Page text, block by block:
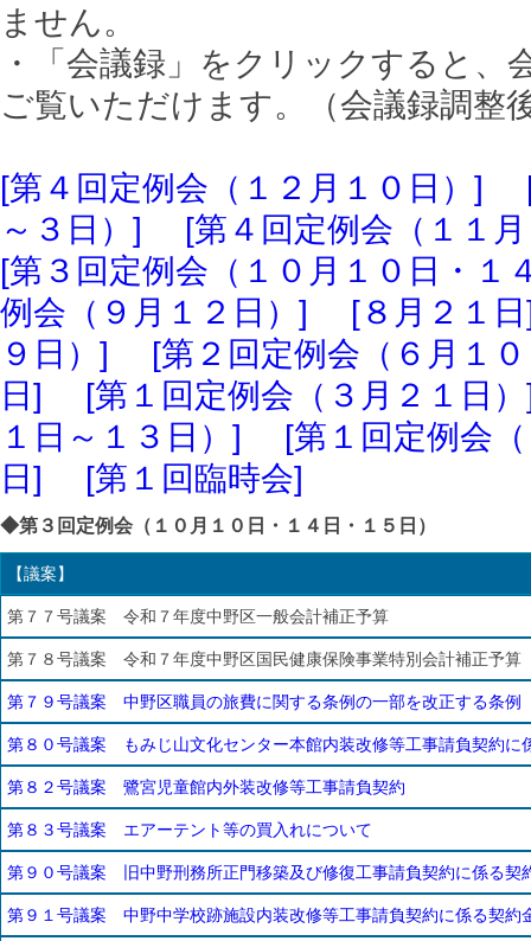
ません。
・「会議録」をクリックすると、
ご覧いただけます。（会議録調整
[第４回定例会（１２月１０日）]
～３日）]
[第４回定例会（１１
[第３回定例会（１０月１０日・１
例会（９月１２日）]
[８月２１
９日）]
[第２回定例会（６月１
日]
[第１回定例会（３月２１日
１日～１３日）]
[第１回定例会
日]
[第１回臨時会]
◆第３回定例会（１０月１０日・１４日・１５日）
【議案】
第７７号議案 令和７年度中野区一般会計補正予算
第７８号議案 令和７年度中野区国民健康保険事業特別会計補正予算
第７９号議案 中野区職員の旅費に関する条例の一部を改正する条例
第８０号議案 もみじ山文化センター本館内装改修等工事請負契約に
第８２号議案 鷺宮児童館内外装改修等工事請負契約
第８３号議案 エアーテント等の買入れについて
第９０号議案 旧中野刑務所正門移築及び修復工事請負契約に係る契
第９１号議案 中野中学校跡施設内装改修等工事請負契約に係る契約